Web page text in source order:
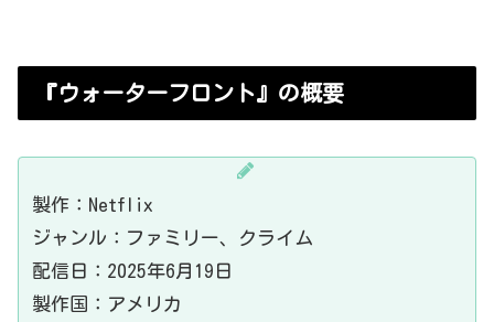
『ウォーターフロント』の概要
製作：Netflix
ジャンル：ファミリー、クライム
配信日：2025年6月19日
製作国：アメリカ